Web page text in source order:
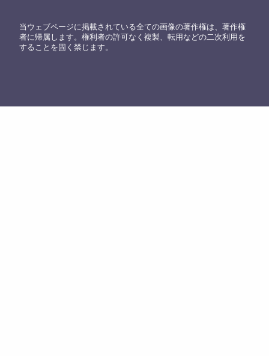
当ウェブページに掲載されている全ての画像の著作権は、著作権
者に帰属します。権利者の許可なく複製、転用などの二次利用を
することを固く禁じます。